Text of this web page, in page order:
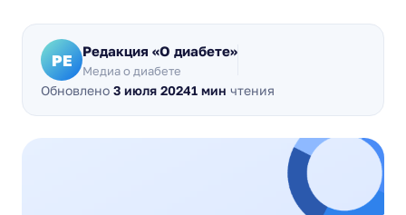
РЕ Редакция «О диабете»
Медиа о диабете
Обновлено 3 июля 20241 мин чтения